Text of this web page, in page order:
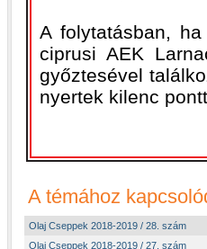
A folytatásban,
ciprusi AEK
győztesével
nyertek kilenc
A témához
Olaj Cseppek 2018-2019 / 28. szám
Olaj Cseppek 2018-2019 / 27. szám